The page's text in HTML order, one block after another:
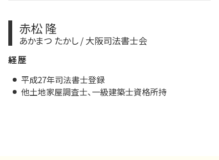
赤松 隆
あかまつ たかし / 大阪司法書士会
経歴
平成27年司法書士登録
他土地家屋調査士、一級建築士資格所持